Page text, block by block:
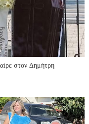
στον Δημήτρη